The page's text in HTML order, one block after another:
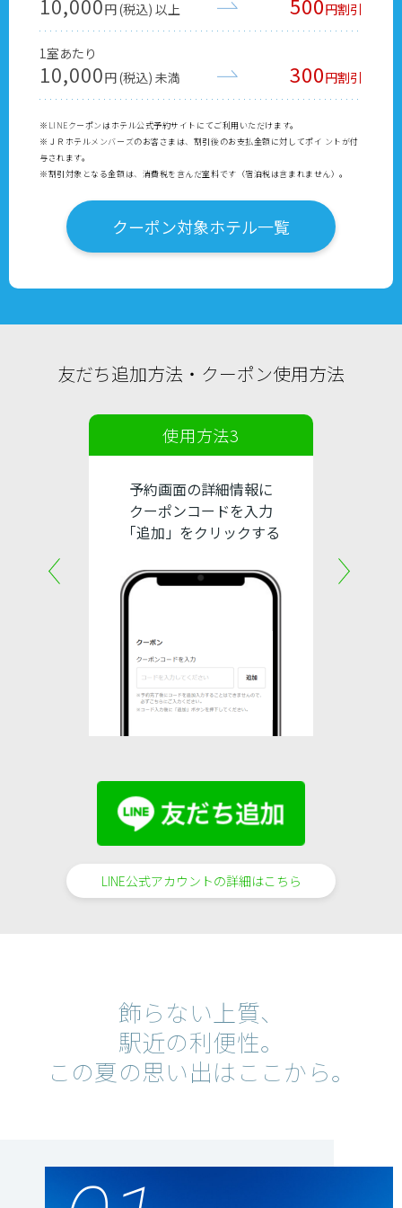
円 (税込) 以上 円割引
1室あたり
10,000円 (税込) 未満 300円割引
※LINEクーポンはホテル公式予約サイトにてご利用いただけます。
※ＪＲホテルメンバーズのお客さまは、割引後のお支払金額に対してポイ ントが付
与されます。
※割引対象となる金額は、消費税を含んだ室料です（宿泊税は含まれません）。
クーポン対象ホテル一覧
友だち追加方法・クーポン使用方法
使用方法3
予約画面の詳細情報に
クーポンコードを入力
「追加」をクリックする
LINE公式アカウントの詳細はこちら
飾らない上質、
駅近の利便性。
この夏の思い出はここから。